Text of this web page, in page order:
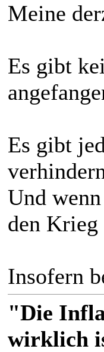
Meine
Es gibt
Es gibt
Und
den Krieg
Insofern
"Die
wirklich